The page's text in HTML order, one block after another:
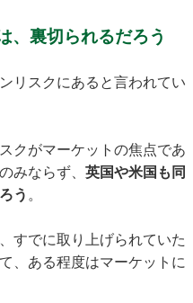
、裏切られるだろう
リスクにあると言われてい
クがマーケットの焦点であ
みならず、 英国や米国も同
う 。
すでに取り上げられていた
、ある程度はマーケットに